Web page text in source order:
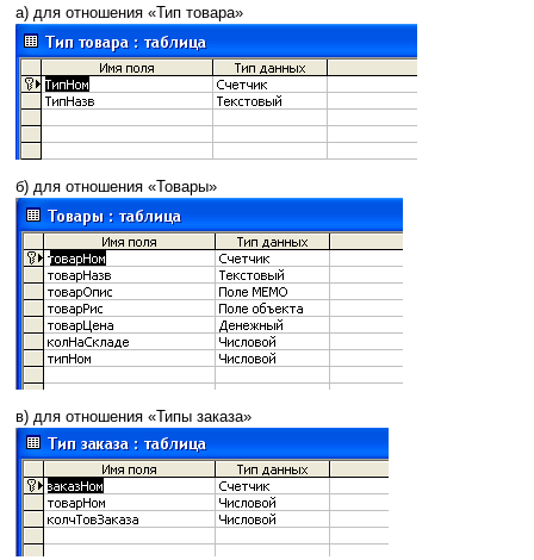
а) для отношения «Тип товара»
б) для отношения «Товары»
в) для отношения «Типы заказа»